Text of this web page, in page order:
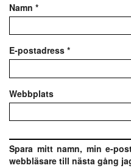
Namn *
E-postadress *
Webbplats
Spara mitt namn, min e-
webbläsare till nästa gång